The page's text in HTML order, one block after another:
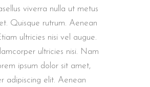
viverra nulla ut metus
Quisque rutrum. Aenean
ultricies nisi vel augue.
ultricies nisi. Nam
ipsum dolor sit amet,
adipiscing elit. Aenean